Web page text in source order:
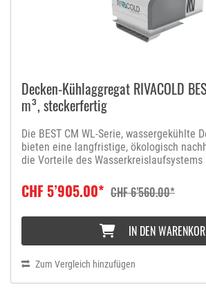
Decken-Kühlaggregat RIVACOLD
m³, steckerfertig
Die BEST CM WL-Serie, wassergekühlte
bieten eine langfristige, ökologisch
die Vorteile des Wasserkreislaufsystems
BEST Rivacold-Reihe verbinden.Die
Plattenwärmetauscher hilft, die Kapazität
erforderliche Kältemittelmenge zu
g pro pro Kreislauf), so dass eine
Kondensation sorgt für eine Reduzierung
CHF 5’905.00* CHF 6’560.00*
IN DEN
Zum Vergleich hinzufügen